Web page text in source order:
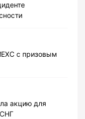
с призовым
акцию для